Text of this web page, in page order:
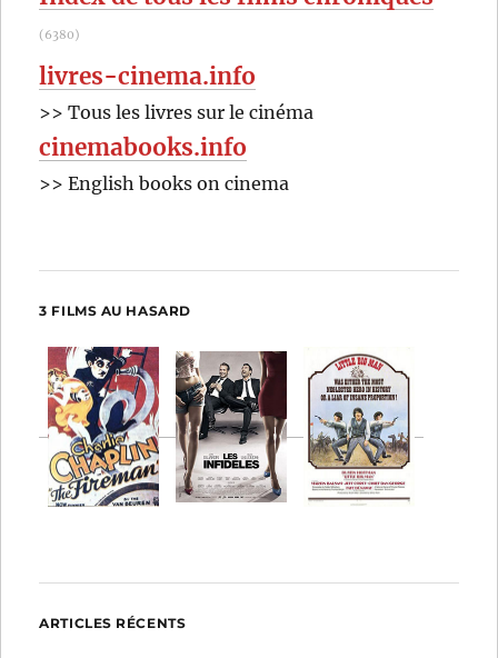
(6380)
livres-cinema.info
>> Tous les livres sur le cinéma
cinemabooks.info
>> English books on cinema
3 FILMS AU HASARD
ARTICLES RÉCENTS